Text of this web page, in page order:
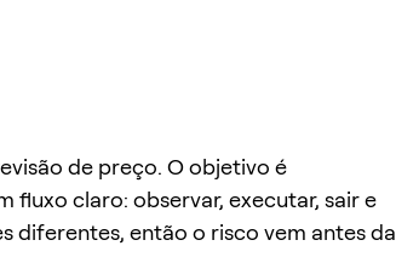
de preço. O objetivo é
fluxo claro: observar, executar, sair e
diferentes, então o risco vem antes da